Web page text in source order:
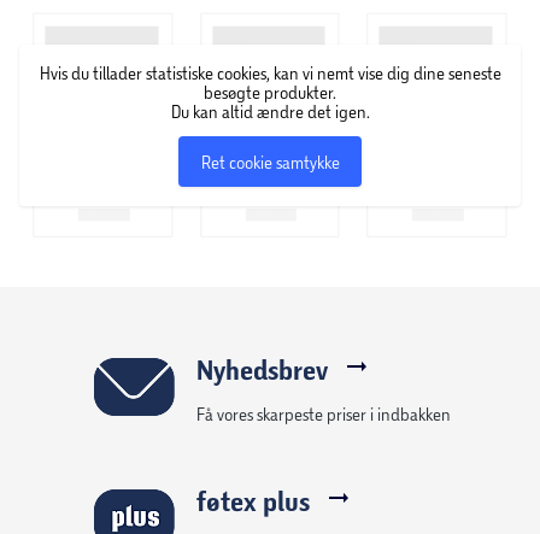
Hvis du tillader statistiske cookies, kan vi nemt vise dig dine seneste
besøgte produkter.
Du kan altid ændre det igen.
Ret cookie samtykke
Nyhedsbrev
Få vores skarpeste priser i indbakken
føtex plus